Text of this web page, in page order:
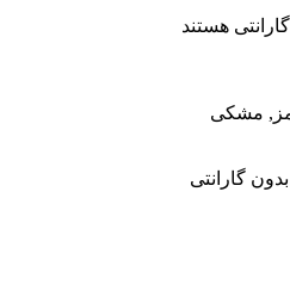
هستند
مشکی
گارانتی